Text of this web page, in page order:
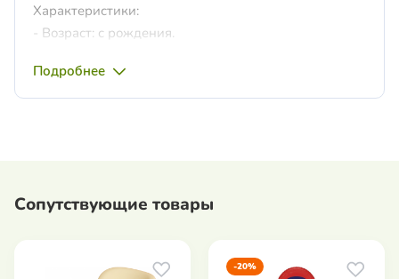
Характеристики:
- Возраст: с рождения.
- Производитель: SeviBebe (Турция).
Подробнее
Сопутствующие товары
-20%